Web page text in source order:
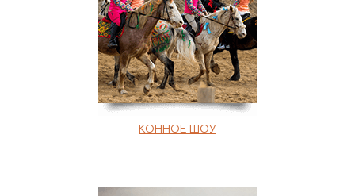
КОННОЕ ШОУ